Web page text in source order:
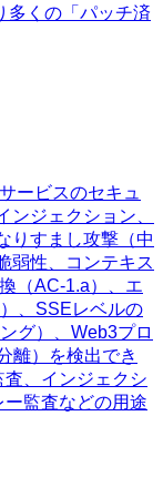
多くの「パッチ済
ービスのセキュ
ンジェクション、
りすまし攻撃（中
弱性、コンテキス
（AC-1.a）、エ
、SSEレベルの
グ）、Web3プロ
離）を検出でき
、インジェクシ
監査などの用途